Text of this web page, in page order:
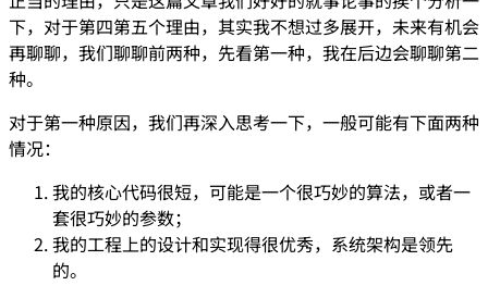
下，对于第四第五个理由，其实我不想过多展开，未来有机会
再聊聊，我们聊聊前两种，先看第一种，我在后边会聊聊第二
种。
对于第一种原因，我们再深入思考一下，一般可能有下面两种
情况：
我的核心代码很短，可能是一个很巧妙的算法，或者一
套很巧妙的参数；
我的工程上的设计和实现得很优秀，系统架构是领先
的。